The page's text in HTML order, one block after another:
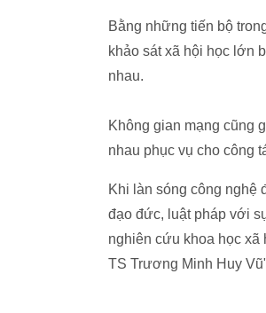
Bằng những tiến bộ
khảo sát xã hội học lớn
nhau.
Không gian mạng cũng
nhau phục vụ cho công
Khi làn sóng công nghệ
đạo đức, luật pháp với
nghiên cứu khoa học xã
TS Trương Minh Huy